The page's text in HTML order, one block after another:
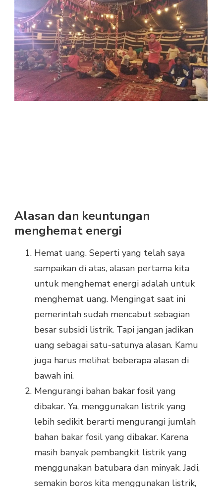
Alasan dan keuntungan
menghemat energi
Hemat uang. Seperti yang telah saya
sampaikan di atas, alasan pertama kita
untuk menghemat energi adalah untuk
menghemat uang. Mengingat saat ini
pemerintah sudah mencabut sebagian
besar subsidi listrik. Tapi jangan jadikan
uang sebagai satu-satunya alasan. Kamu
juga harus melihat beberapa alasan di
bawah ini.
Mengurangi bahan bakar fosil yang
dibakar. Ya, menggunakan listrik yang
lebih sedikit berarti mengurangi jumlah
bahan bakar fosil yang dibakar. Karena
masih banyak pembangkit listrik yang
menggunakan batubara dan minyak. Jadi,
semakin boros kita menggunakan listrik,